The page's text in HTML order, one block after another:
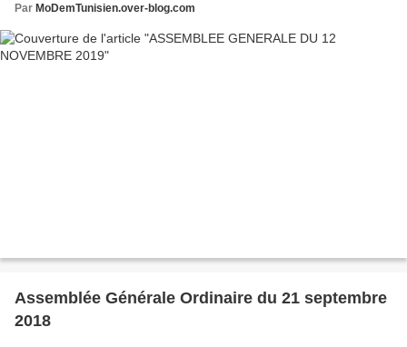
Par MoDemTunisien.over-blog.com
Assemblée Générale Ordinaire du 21 septembre
2018